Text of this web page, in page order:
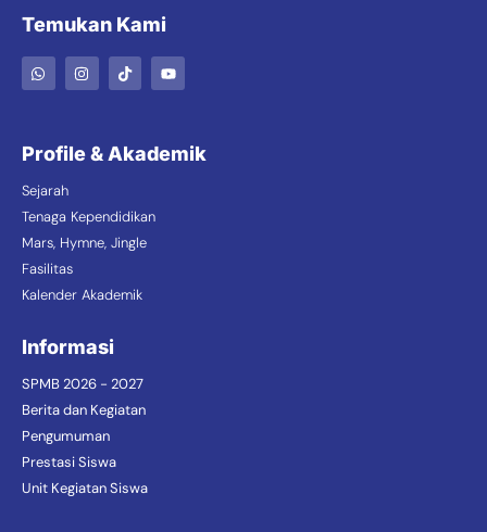
Temukan Kami
Profile & Akademik
Sejarah
Tenaga Kependidikan
Mars, Hymne, Jingle
Fasilitas
Kalender Akademik
Informasi
SPMB 2026 - 2027
Berita dan Kegiatan
Pengumuman
Prestasi Siswa
Unit Kegiatan Siswa